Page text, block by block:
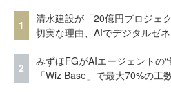
1
清水建設が「20億円プロジェ
切実な理由、AIでデジタルゼ
2
みずほFGがAIエージェント
「Wiz Base」で最大70%の工